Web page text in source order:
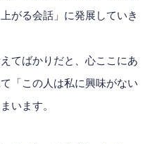
がる会話」に発展していき
てばかりだと、心ここにあ
「この人は私に興味がない
います。